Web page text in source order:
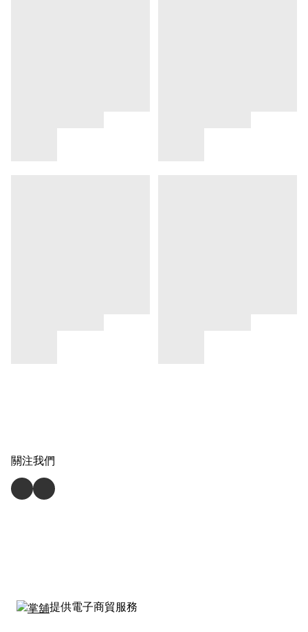
關注我們
提供電子商貿服務